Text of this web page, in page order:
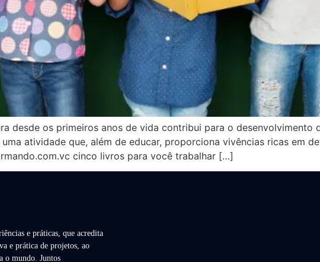
desde os primeiros anos de vida contribui para o
atividade que, além de educar, proporciona vivências ricas em
cinco livros para você trabalhar […]
e práticas, que acredita
e prática de projetos, ao
o mundo. Juntos